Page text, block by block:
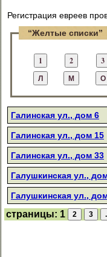
Регистрация евреев
“Желтые списки”
Галинская ул., дом 6
Галинская ул., дом 15
Галинская ул., дом 33
Галушкинская ул.,
Галушкинская ул.,
страницы: 1